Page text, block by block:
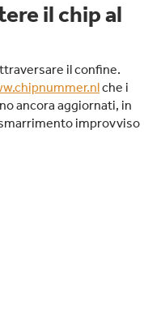
il chip al
il confine.
che i
ancora aggiornati, in
improvviso